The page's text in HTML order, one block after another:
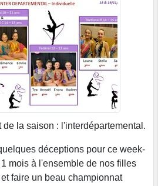
la saison : l'interdépartemental.
déceptions pour ce week-
mois à l'ensemble de nos filles
faire un beau championnat